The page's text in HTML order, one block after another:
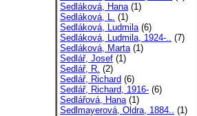
Sedláková, Hana(1)
Sedláková, L. (1)
Sedláková, Ludmila(6)
Sedláková, Ludmila, 1924-.. (7)
Sedláková, Marta(1)
Sedlář, Josef (1)
Sedlář, R. (2)
Sedlář, Richard (6)
Sedlář, Richard, 1916- (6)
Sedlářová, Hana(1)
Sedlmayerová, Oldra, 1884.. (1)